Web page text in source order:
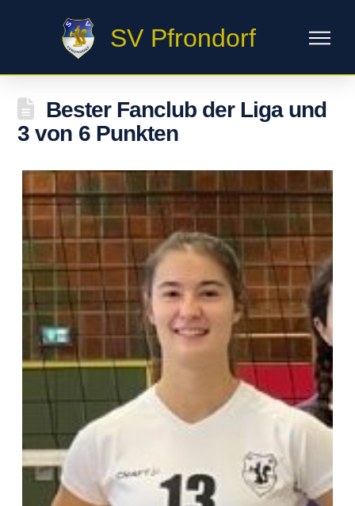
SV Pfrondorf
Bester Fanclub der Liga und
3 von 6 Punkten